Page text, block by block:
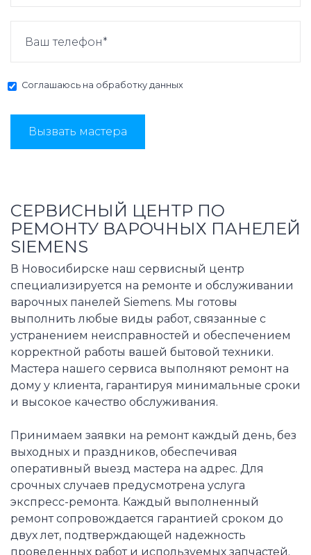
Соглашаюсь на обработку данных
Вызвать мастера
СЕРВИСНЫЙ ЦЕНТР ПО
РЕМОНТУ ВАРОЧНЫХ ПАНЕЛЕЙ
SIEMENS
В Новосибирске наш сервисный центр
специализируется на ремонте и обслуживании
варочных панелей Siemens. Мы готовы
выполнить любые виды работ, связанные с
устранением неисправностей и обеспечением
корректной работы вашей бытовой техники.
Мастера нашего сервиса выполняют ремонт на
дому у клиента, гарантируя минимальные сроки
и высокое качество обслуживания.
Принимаем заявки на ремонт каждый день, без
выходных и праздников, обеспечивая
оперативный выезд мастера на адрес. Для
срочных случаев предусмотрена услуга
экспресс-ремонта. Каждый выполненный
ремонт сопровождается гарантией сроком до
двух лет, подтверждающей надежность
проведенных работ и используемых запчастей.